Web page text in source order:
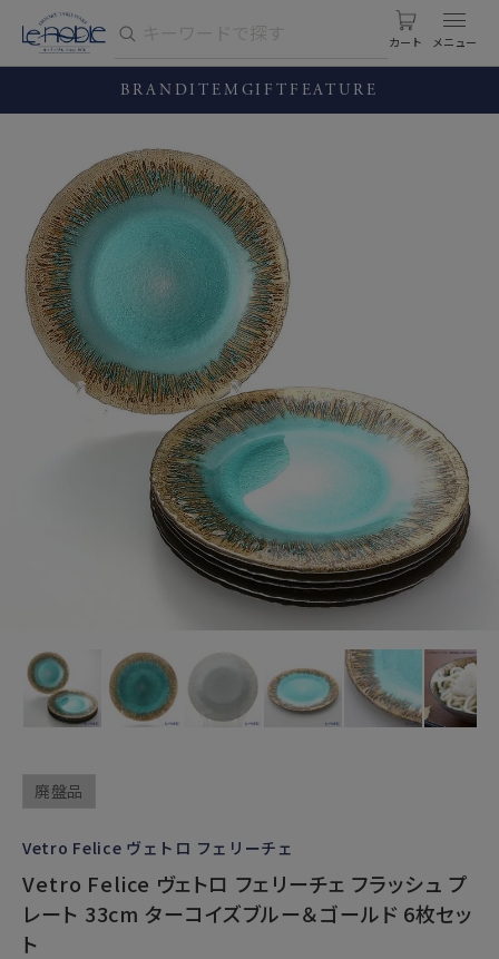
カート
BRANDITEM GIFT FEATURE
廃盤品
Vetro Felice ヴェトロ フェリーチェ
Vetro Felice ヴェトロ フェリーチェ フラッシュ プ
レート 33cm ターコイズブルー＆ゴールド 6枚セッ
ト